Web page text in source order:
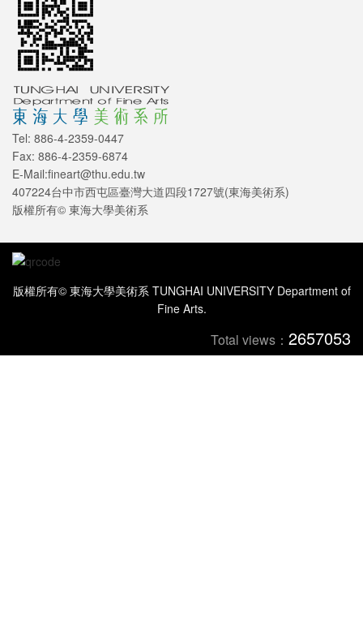
Tel: 886-4-2359-0447
Fax: 886-4-2359-6874
E-Mail:fineart@thu.edu.tw
407224台中市西屯區臺灣大道四段1727號(東海美術系)
版權所有© 東海大學美術系
版權所有© 東海大學美術系 TUNGHAI UNIVERSITY Department of
Fine Arts.
Total views： 2657053